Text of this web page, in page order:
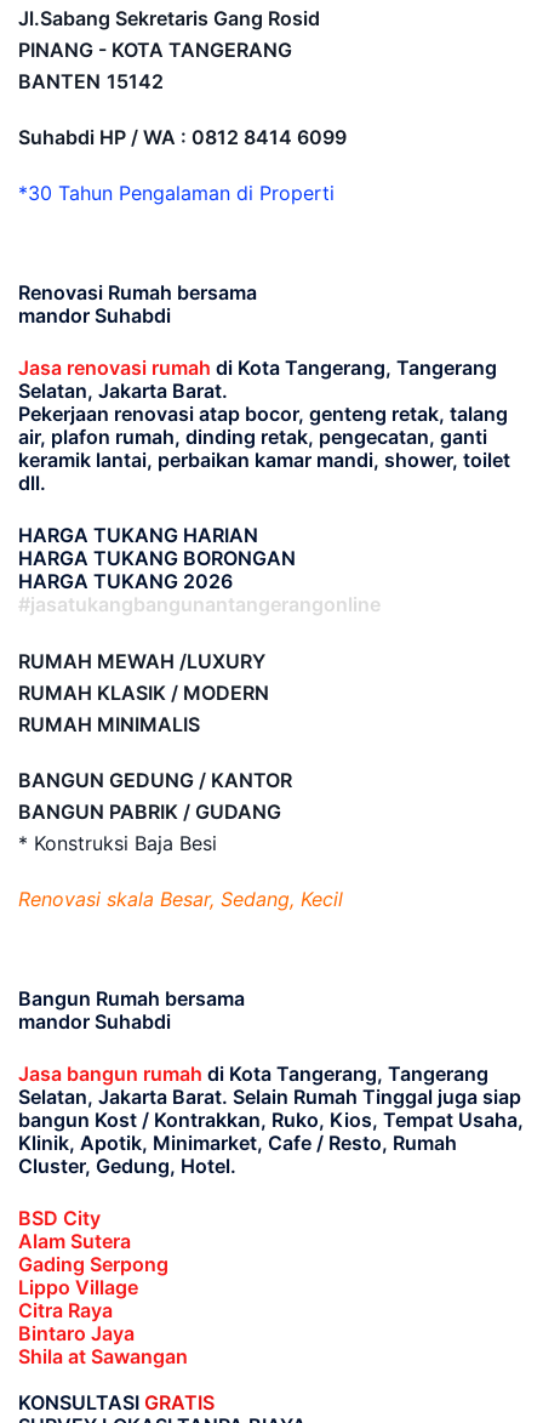
Jl.Sabang Sekretaris Gang Rosid
PINANG - KOTA TANGERANG
BANTEN 15142
Suhabdi HP / WA : 0812 8414 6099
*30 Tahun Pengalaman di Properti
Renovasi Rumah bersama
mandor Suhabdi
Jasa renovasi rumah di Kota Tangerang, Tangerang
Selatan, Jakarta Barat.
Pekerjaan renovasi atap bocor, genteng retak, talang
air, plafon rumah, dinding retak, pengecatan, ganti
keramik lantai, perbaikan kamar mandi, shower, toilet
dll.
HARGA TUKANG HARIAN
HARGA TUKANG BORONGAN
HARGA TUKANG 2026
#jasatukangbangunantangerangonline
RUMAH MEWAH /LUXURY
RUMAH KLASIK / MODERN
RUMAH MINIMALIS
BANGUN GEDUNG / KANTOR
BANGUN PABRIK / GUDANG
* Konstruksi Baja Besi
Renovasi skala Besar, Sedang, Kecil
Bangun Rumah bersama
mandor Suhabdi
Jasa bangun rumah di Kota Tangerang, Tangerang
Selatan, Jakarta Barat. Selain Rumah Tinggal juga siap
bangun Kost / Kontrakkan, Ruko, Kios, Tempat Usaha,
Klinik, Apotik, Minimarket, Cafe / Resto, Rumah
Cluster, Gedung, Hotel.
BSD City
Alam Sutera
Gading Serpong
Lippo Village
Citra Raya
Bintaro Jaya
Shila at Sawangan
KONSULTASI GRATIS